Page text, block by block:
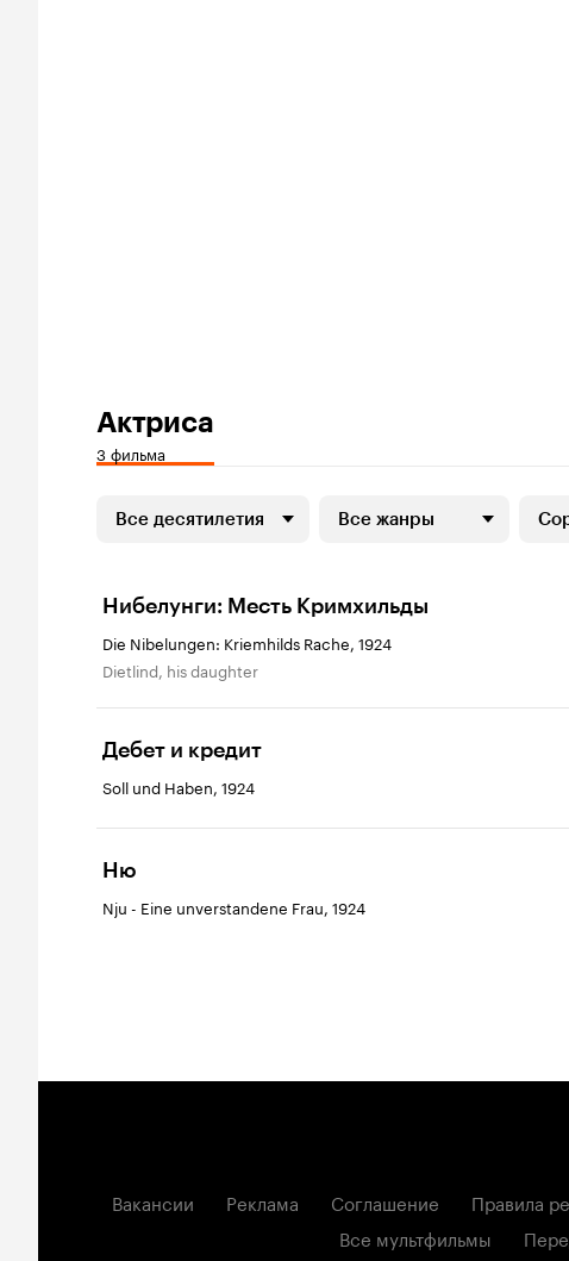
Актриса
3 фильма
Все десятилетия Все жанры
Нибелунги: Месть Кримхильды
Die Nibelungen: Kriemhilds Rache, 1924
Dietlind, his daughter
Дебет и кредит
Soll und Haben, 1924
Ню
Nju - Eine unverstandene Frau, 1924
Вакансии Реклама Соглашение Правила
Все мультфильмы